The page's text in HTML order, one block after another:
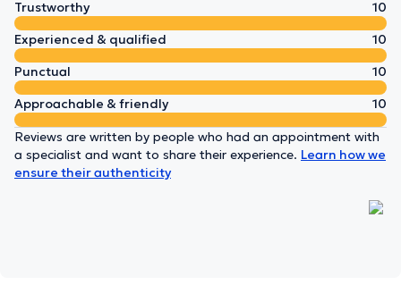
Trustworthy
10
Experienced & qualified
10
Punctual
10
Approachable & friendly
10
Reviews are written by people who had an appointment with
a specialist and want to share their experience. Learn how we
ensure their authenticity